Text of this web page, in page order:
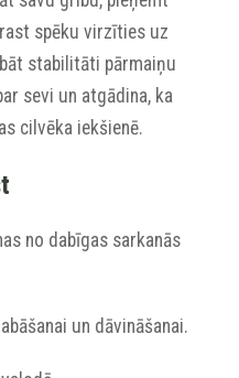
spēku virzīties uz
stabilitāti pārmaiņu
sevi un atgādina, ka
cilvēka iekšienē.
no dabīgas sarkanās
un dāvināšanai.